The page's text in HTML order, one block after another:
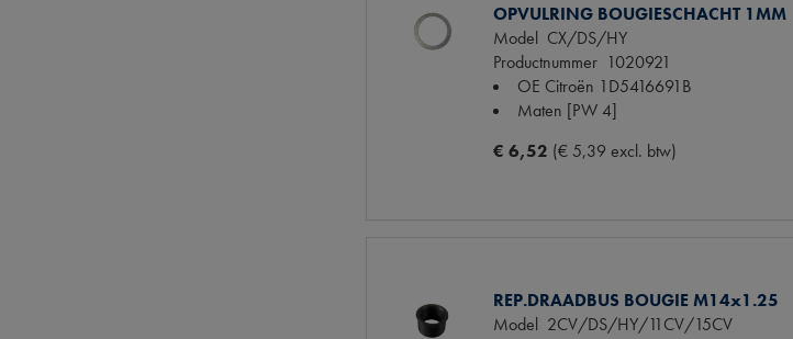
OPVULRING BOUGIESCHACHT 1MM
Model CX/DS/HY
Productnummer 1020921
OE Citroën 1D5416691B
Maten [PW 4]
€ 6,52 (€ 5,39 excl. btw)
REP.DRAADBUS BOUGIE M14x1.25
Model 2CV/DS/HY/11CV/15CV